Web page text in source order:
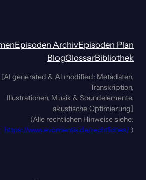
Episoden ArchivEpisoden Plan
BlogGlossarBibliothek
[AI generated & AI modified: Metadaten,
Transkription,
Illustrationen, Musik & Soundelemente,
akustische Optimierung]
(Alle rechtlichen Hinweise siehe:
https://www.evomentis.de/rechtliches/ )